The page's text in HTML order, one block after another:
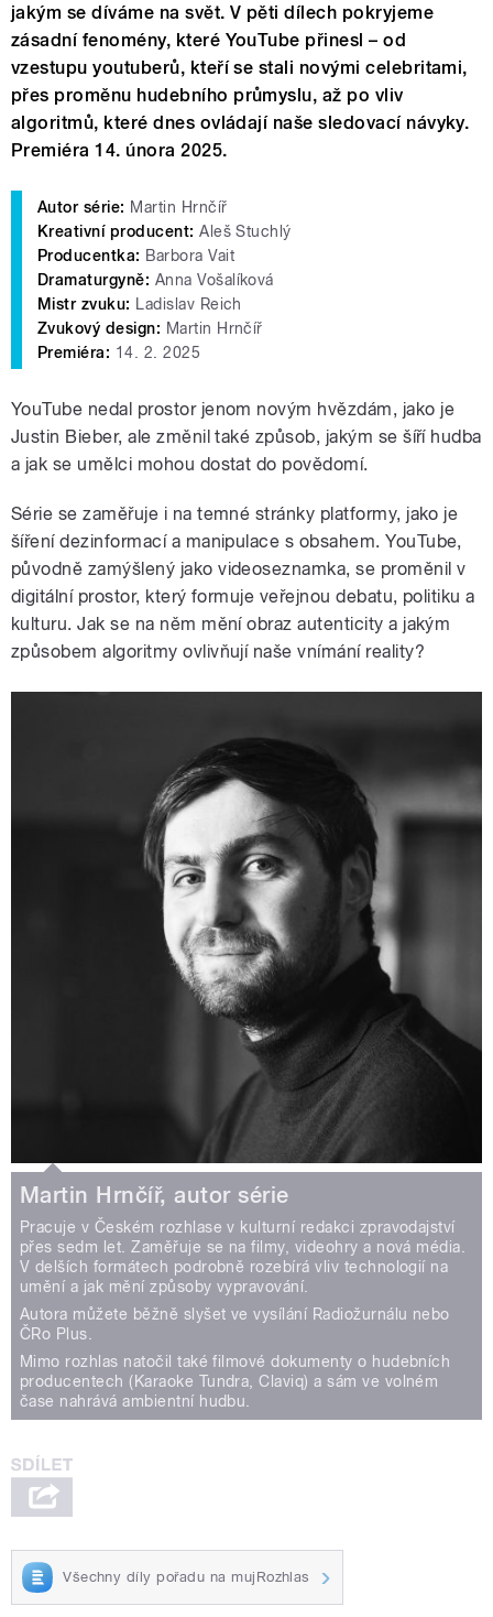
jakým se díváme na svět. V pěti dílech pokryjeme
zásadní fenomény, které YouTube přinesl – od
vzestupu youtuberů, kteří se stali novými celebritami,
přes proměnu hudebního průmyslu, až po vliv
algoritmů, které dnes ovládají naše sledovací návyky.
Premiéra 14. února 2025.
Autor série: Martin Hrnčíř
Kreativní producent: Aleš Stuchlý
Producentka: Barbora Vait
Dramaturgyně: Anna Vošalíková
Mistr zvuku: Ladislav Reich
Zvukový design: Martin Hrnčíř
Premiéra: 14. 2. 2025
YouTube nedal prostor jenom novým hvězdám, jako je
Justin Bieber, ale změnil také způsob, jakým se šíří hudba
a jak se umělci mohou dostat do povědomí.
Série se zaměřuje i na temné stránky platformy, jako je
šíření dezinformací a manipulace s obsahem. YouTube,
původně zamýšlený jako videoseznamka, se proměnil v
digitální prostor, který formuje veřejnou debatu, politiku a
kulturu. Jak se na něm mění obraz autenticity a jakým
způsobem algoritmy ovlivňují naše vnímání reality?
Martin Hrnčíř, autor série
Pracuje v Českém rozhlase v kulturní redakci zpravodajství
přes sedm let. Zaměřuje se na filmy, videohry a nová média.
V delších formátech podrobně rozebírá vliv technologií na
umění a jak mění způsoby vypravování.
Autora můžete běžně slyšet ve vysílání Radiožurnálu nebo
ČRo Plus.
Mimo rozhlas natočil také filmové dokumenty o hudebních
producentech (Karaoke Tundra, Claviq) a sám ve volném
čase nahrává ambientní hudbu.
Všechny díly pořadu na mujRozhlas